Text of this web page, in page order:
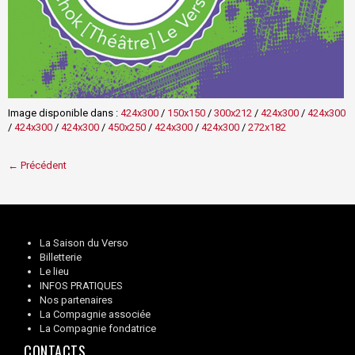
Image disponible dans : 424x300 / 150x150 / 300x212 / 424x300 / 424x300
/ 424x300 / 424x300 / 450x250 / 424x300 / 424x300 / 272x182
← Précédent
La Saison du Verso
Billetterie
Le lieu
INFOS PRATIQUES
Nos partenaires
La Compagnie associée
La Compagnie fondatrice
CONTACTS